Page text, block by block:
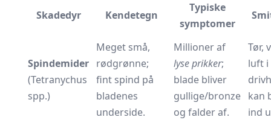
Skadedyr Kendetegn
Typiske
symptomer
Spindemider
(Tetranychus
spp.)
Meget små,
rødgrønne;
fint spind på
bladenes
underside.
Millioner af
lyse prikker;
blade bliver
gullige/bronze
og falder af.
Tør,
luft i
kan
ind